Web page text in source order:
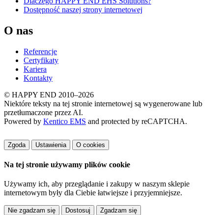
Dostępność naszej strony internetowej
O nas
Referencje
Certyfikaty
Kariera
Kontakty
© HAPPY END 2010–2026
Niektóre teksty na tej stronie internetowej są wygenerowane lub
przetłumaczone przez AI.
Powered by Kentico EMS and protected by reCAPTCHA.
Zgoda Ustawienia O cookies
Na tej stronie używamy plików cookie
Używamy ich, aby przeglądanie i zakupy w naszym sklepie
internetowym były dla Ciebie łatwiejsze i przyjemniejsze.
Dostosuj